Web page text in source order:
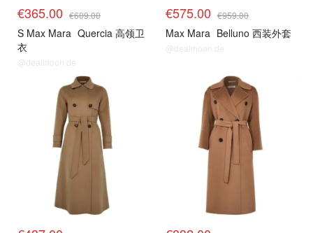
€365.00 €609.00
S Max Mara Quercia 高领卫
衣
@dealmoon.de
€575.00 €959.00
Max Mara Belluno 西装外套
@dealmoon.de